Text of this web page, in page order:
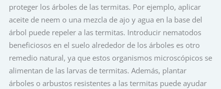
proteger los árboles de las termitas. Por ejemplo, aplicar
aceite de neem o una mezcla de ajo y agua en la base del
árbol puede repeler a las termitas. Introducir nematodos
beneficiosos en el suelo alrededor de los árboles es otro
remedio natural, ya que estos organismos microscópicos se
alimentan de las larvas de termitas. Además, plantar
árboles o arbustos resistentes a las termitas puede ayudar